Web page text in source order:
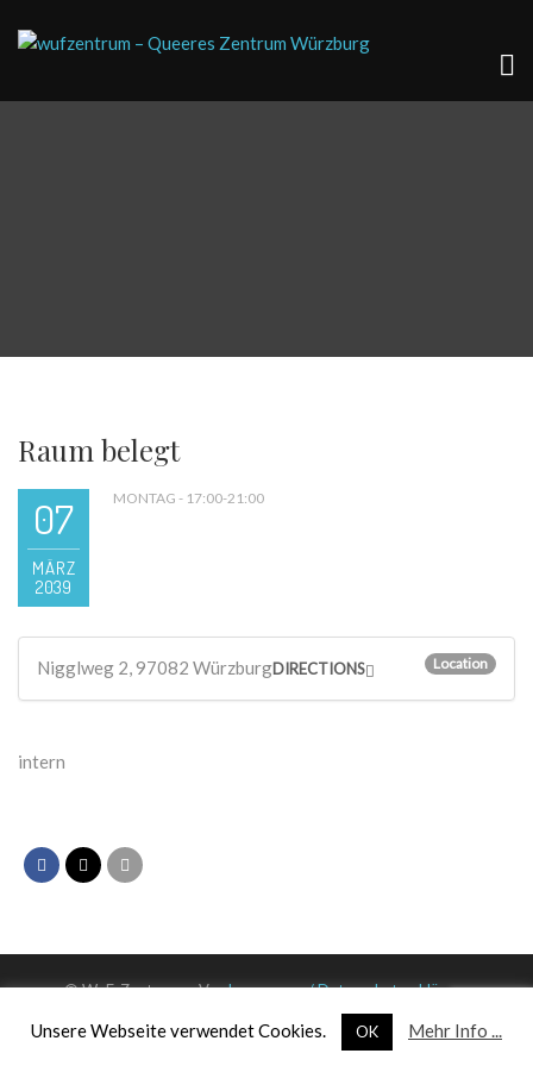
Raum belegt
07
MÄRZ
2039
MONTAG - 17:00-21:00
Nigglweg 2, 97082 Würzburg Location
DIRECTIONS
intern
© WuF-Zentrum e. V. –Impressum / Datenschutzerklärung
Unsere Webseite verwendet Cookies. OK Mehr Info ...